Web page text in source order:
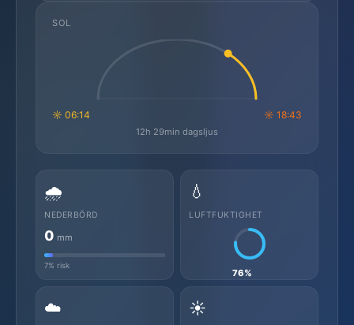
SOL
☼ 06:14 ☼ 18:43
12h 29min dagsljus
🌧️
NEDERBÖRD
0 mm
7% risk
💧
LUFTFUKTIGHET
76%
☁️ ☀️